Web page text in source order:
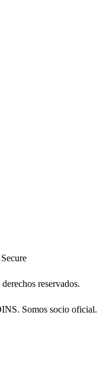
reservados.
Somos socio oficial.